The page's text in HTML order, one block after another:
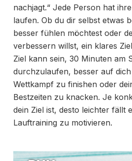
nachjagt.“ Jede Person hat
laufen. Ob du dir selbst etwas
besser fühlen möchtest oder
verbessern willst, ein klares
Ziel kann sein, 30 Minuten am
durchzulaufen, besser auf
Wettkampf zu finishen oder
Bestzeiten zu knacken. Je
dein Ziel ist, desto leichter fällt
Lauftraining zu motivieren.